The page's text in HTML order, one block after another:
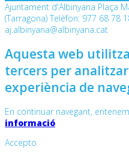
Ajuntament d'Albinyana Plaça
(Tarragona) Telèfon: 977 68 78
aj.albinyana@albinyana.cat
Aquesta web
tercers per
experiència de
En continuar navegant,
informació
Accepto